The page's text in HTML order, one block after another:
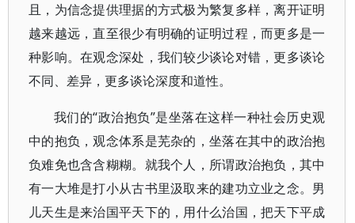
且，为信念提供理据的方式极为繁复多样，离开证明
越来越远，直至很少有明确的证明过程，而更多是一
种影响。在观念深处，我们较少谈论对错，更多谈论
不同、差异，更多谈论深度和道性。
我们的“政治抱负”是坐落在这样一种社会历史观
中的抱负，观念体系是芜杂的，坐落在其中的政治抱
负难免也含含糊糊。就我个人，所谓政治抱负，其中
有一大堆是打小从古书里汲取来的建功立业之念。男
儿天生是来治国平天下的，用什么治国，把天下平成